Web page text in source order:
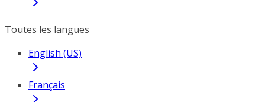
Toutes les langues
English (US)
Français